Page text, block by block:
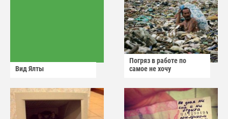
Вид Ялты
Погряз в работе по
самое не хочу